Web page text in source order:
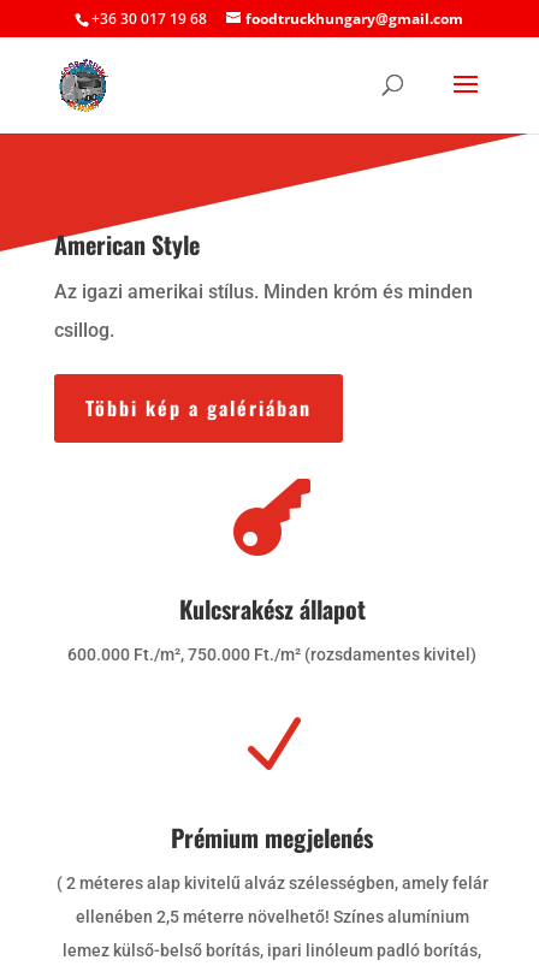
+36 30 017 19 68 foodtruckhungary@gmail.com
American Style
Az igazi amerikai stílus. Minden króm és minden
csillog.
Többi kép a galériában

Kulcsrakész állapot
600.000 Ft./m², 750.000 Ft./m² (rozsdamentes kivitel)
N
Prémium megjelenés
( 2 méteres alap kivitelű alváz szélességben, amely felár
ellenében 2,5 méterre növelhető! Színes alumínium
lemez külső-belső borítás, ipari linóleum padló borítás,